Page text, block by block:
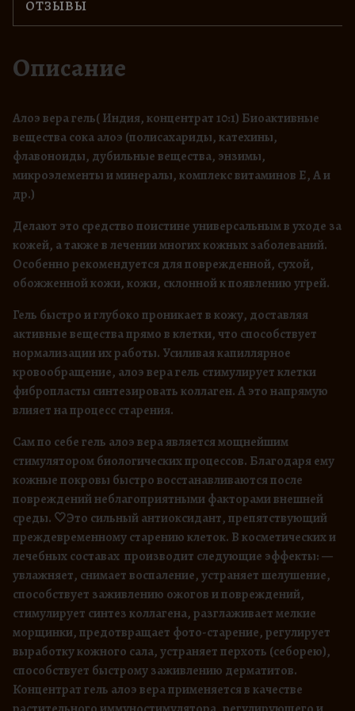
а
а
А
л
о
э
е
р
а
е
л
ь
ОТЗЫВЫ
Описание
Алоэ вера гель( Индия, концентрат 10:1) Биоактивные
вещества сока алоэ (полисахариды, катехины,
флавоноиды, дубильные вещества, энзимы,
микроэлементы и минералы, комплекс витаминов Е, А и
др.)
Делают это средство поистине универсальным в уходе за
кожей, а также в лечении многих кожных заболеваний.
Особенно рекомендуется для поврежденной, сухой,
обожженной кожи, кожи, склонной к появлению угрей.
Гель быстро и глубоко проникает в кожу, доставляя
активные вещества прямо в клетки, что способствует
нормализации их работы. Усиливая капиллярное
кровообращение, алоэ вера гель стимулирует клетки
фибропласты синтезировать коллаген. А это напрямую
влияет на процесс старения.
Сам по себе гель алоэ вера является мощнейшим
стимулятором биологических процессов. Благодаря ему
кожные покровы быстро восстанавливаются после
повреждений неблагоприятными факторами внешней
среды. 🤍Это сильный антиоксидант, препятствующий
преждевременному старению клеток. В косметических и
лечебных составах производит следующие эффекты: —
увлажняет, снимает воспаление, устраняет шелушение,
способствует заживлению ожогов и повреждений,
стимулирует синтез коллагена, разглаживает мелкие
морщинки, предотвращает фото-старение, регулирует
выработку кожного сала, устраняет перхоть (себорею),
способствует быстрому заживлению дерматитов.
Концентрат гель алоэ вера применяется в качестве